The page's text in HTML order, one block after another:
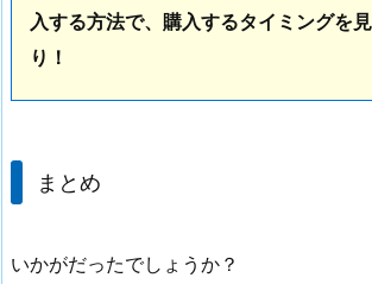
入する方法で、購入するタイミングを
り！
まとめ
いかがだったでしょうか？